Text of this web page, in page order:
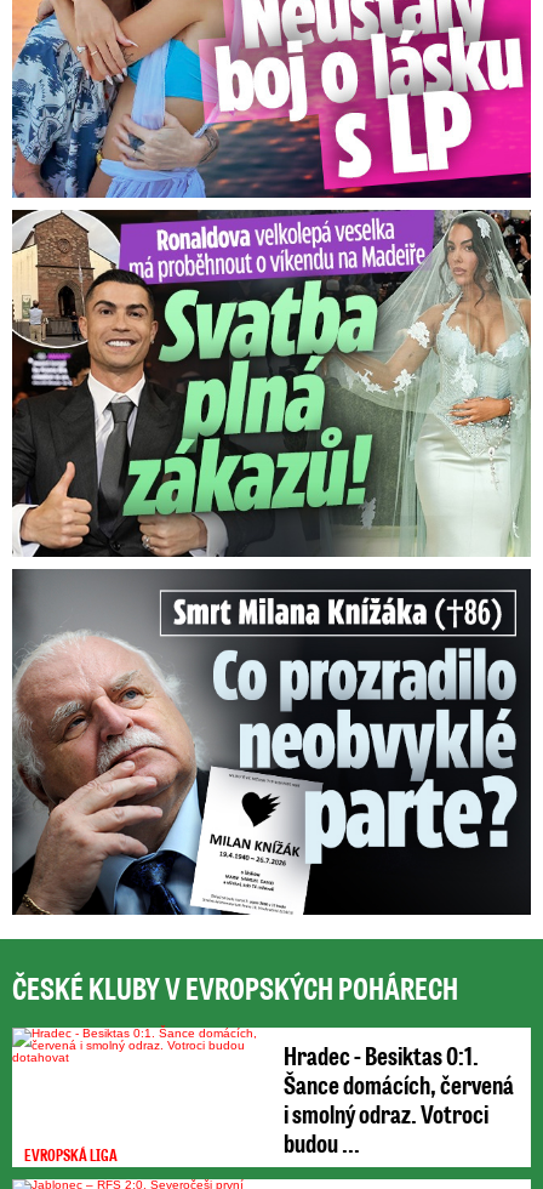
Ronaldova velkolepá veselka na Madeiře: Svatba plná zákazů!
Smrt Milana Knížáka (†86): Co prozradilo neobvyklé parte?
ČESKÉ KLUBY V EVROPSKÝCH POHÁRECH
EVROPSKÁ LIGA
Hradec - Besiktas 0:1.
Šance domácích, červená
i smolný odraz. Votroci
budou ...